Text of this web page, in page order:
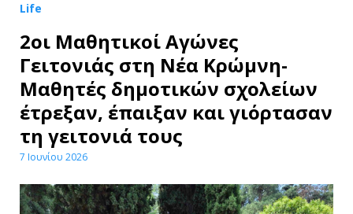
Life
2οι Μαθητικοί Αγώνες
Γειτονιάς στη Νέα Κρώμνη-
Μαθητές δημοτικών σχολείων
έτρεξαν, έπαιξαν και γιόρτασαν
τη γειτονιά τους
7 Ιουνίου 2026